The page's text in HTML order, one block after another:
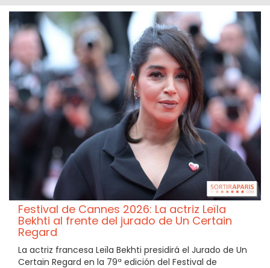
Festival de Cannes 2026: La actriz Leïla
Bekhti al frente del jurado de Un Certain
Regard
La actriz francesa Leïla Bekhti presidirá el Jurado de Un
Certain Regard en la 79ª edición del Festival de